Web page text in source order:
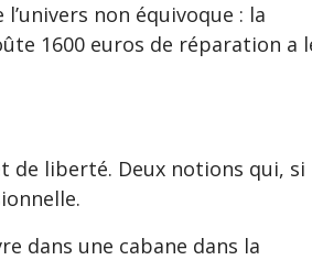
non équivoque : la
1600 euros de réparation a
de liberté. Deux notions qui, si
dans une cabane dans la